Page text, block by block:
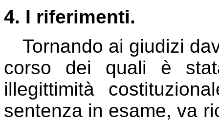
4. I riferimenti.
Tornando ai giudizi
corso dei quali è
illegittimità
sentenza in esame, va